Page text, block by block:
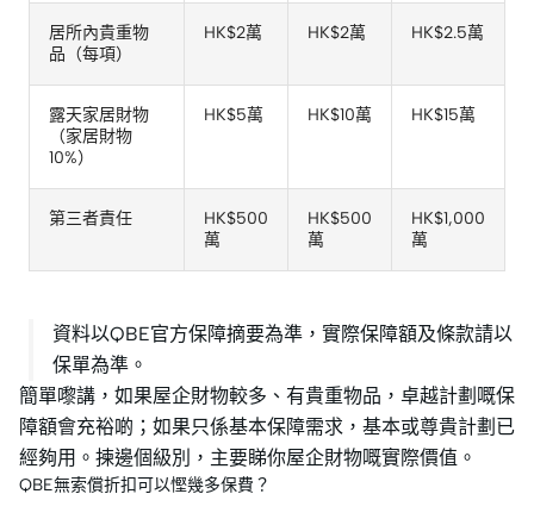
居所內貴重物
品（每項）
HK$2萬 HK$2萬 HK$2.5萬
露天家居財物
（家居財物
10%）
HK$5萬 HK$10萬 HK$15萬
第三者責任
HK$500
萬
HK$500
萬
HK$1,000
萬
資料以QBE官方保障摘要為準，實際保障額及條款請以
保單為準。
簡單嚟講，如果屋企財物較多、有貴重物品，卓越計劃嘅保
障額會充裕啲；如果只係基本保障需求，基本或尊貴計劃已
經夠用。揀邊個級別，主要睇你屋企財物嘅實際價值。
QBE無索償折扣可以慳幾多保費？